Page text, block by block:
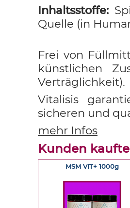
Inhaltsstoffe:
Quelle (in
Frei von
künstlichen
Verträglichkeit).
Vitalisis
sicheren und
mehr Infos
Kunden
MSM VIT+ 1000g